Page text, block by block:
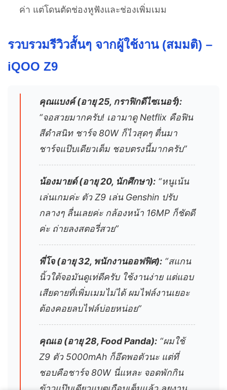
ค่า แต่โดนตัดช่องหูฟังและช่องเพิ่มเมม
รวบรวมรีวิวสั้นๆ จากผู้ใช้งาน (สมมติ) –
iQOO Z9
คุณแบงค์ (อายุ 25, กราฟิกดีไซเนอร์):
“จอสวยมากครับ! เอามาดู Netflix คือฟิน
สีดำสนิท ชาร์จ 80W ก็ไวสุดๆ ตื่นมา
ชาร์จแป๊บเดียวเต็ม ชอบตรงนี้มากครับ”
น้องมายด์ (อายุ 20, นักศึกษา): “หนูเน้น
เล่นเกมค่ะ ตัว Z9 เล่น Genshin ปรับ
กลางๆ ลื่นเลยค่ะ กล้องหน้า 16MP ก็ชัดดี
ค่ะ ถ่ายลงสตอรี่สวย”
พี่โจ (อายุ 32, พนักงานออฟฟิศ): “สแกน
นิ้วใต้จอมันดูเท่ดีครับ ใช้งานง่าย แต่แอบ
เสียดายที่เพิ่มเมมไม่ได้ ผมไฟล์งานเยอะ
ต้องคอยลบไฟล์บ่อยหน่อย”
คุณเอ (อายุ 28, Food Panda): “ผมใช้
Z9 ตัว 5000mAh ก็อึดพอตัวนะ แต่ที่
ชอบคือชาร์จ 80W นี่แหละ จอดพักกิน